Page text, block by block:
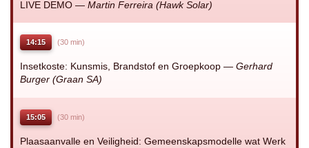
LIVE DEMO — Martin Ferreira (Hawk Solar)
14:15 (30 min)
Insetkoste: Kunsmis, Brandstof en Groepkoop — Gerhard
Burger (Graan SA)
15:05 (30 min)
Plaasaanvalle en Veiligheid: Gemeenskapsmodelle wat Werk